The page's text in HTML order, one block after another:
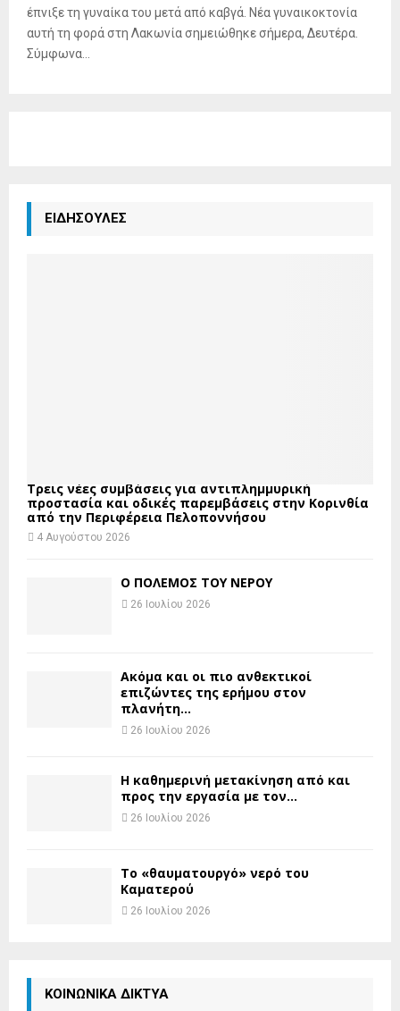
έπνιξε τη γυναίκα του μετά από καβγά. Νέα γυναικοκτονία
αυτή τη φορά στη Λακωνία σημειώθηκε σήμερα, Δευτέρα.
Σύμφωνα...
ΕΙΔΗΣΟΥΛΕΣ
Τρεις νέες συμβάσεις για αντιπλημμυρική
προστασία και οδικές παρεμβάσεις στην Κορινθία
από την Περιφέρεια Πελοποννήσου
4 Αυγούστου 2026
Ο ΠΟΛΕΜΟΣ ΤΟΥ ΝΕΡΟΥ
26 Ιουλίου 2026
Ακόμα και οι πιο ανθεκτικοί
επιζώντες της ερήμου στον
πλανήτη...
26 Ιουλίου 2026
H καθημερινή μετακίνηση από και
προς την εργασία με τον...
26 Ιουλίου 2026
Το «θαυματουργό» νερό του
Καματερού
26 Ιουλίου 2026
ΚΟΙΝΩΝΙΚΑ ΔΙΚΤΥΑ